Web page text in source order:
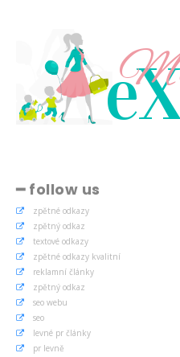
━ follow us
zpětné odkazy
zpětný odkaz
textové odkazy
zpětné odkazy kvalitní
reklamní články
zpětný odkaz
seo webu
seo
levné pr články
pr levně